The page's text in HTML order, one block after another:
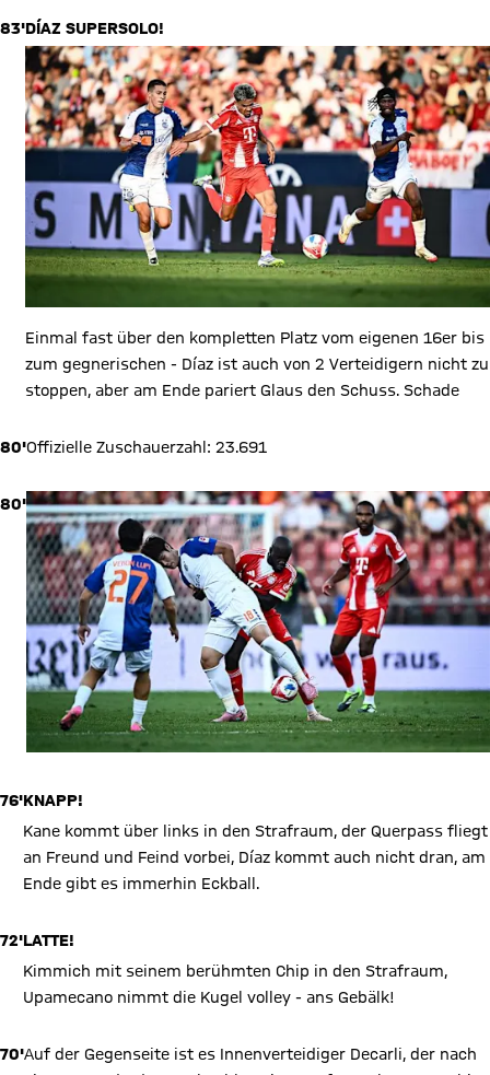
83'DÍAZ SUPERSOLO!
Einmal fast über den kompletten Platz vom eigenen 16er bis
zum gegnerischen - Díaz ist auch von 2 Verteidigern nicht zu
stoppen, aber am Ende pariert Glaus den Schuss. Schade
80'Offizielle Zuschauerzahl: 23.691
80'
76'KNAPP!
Kane kommt über links in den Strafraum, der Querpass fliegt
an Freund und Feind vorbei, Díaz kommt auch nicht dran, am
Ende gibt es immerhin Eckball.
72'LATTE!
Kimmich mit seinem berühmten Chip in den Strafraum,
Upamecano nimmt die Kugel volley - ans Gebälk!
70'Auf der Gegenseite ist es Innenverteidiger Decarli, der nach